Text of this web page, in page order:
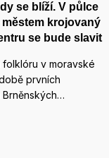
se blíží. V půlce
krojovaný
se bude slavit
folklóru v moravské
prvních